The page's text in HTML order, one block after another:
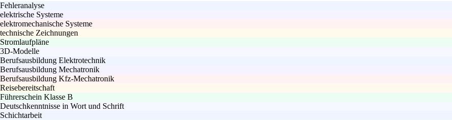
Fehleranalyse
elektrische Systeme
elektromechanische Systeme
technische Zeichnungen
Stromlaufpläne
3D-Modelle
Berufsausbildung Elektrotechnik
Berufsausbildung Mechatronik
Berufsausbildung Kfz-Mechatronik
Reisebereitschaft
Führerschein Klasse B
Deutschkenntnisse in Wort und Schrift
Schichtarbeit